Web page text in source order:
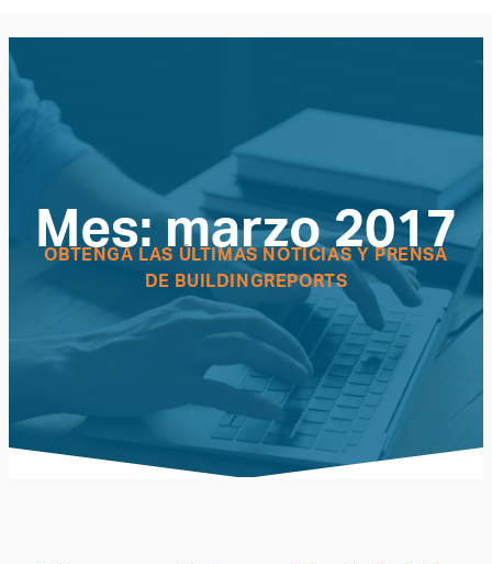
Mes: marzo 2017
OBTENGA LAS ÚLTIMAS NOTICIAS Y PRENSA
DE BUILDINGREPORTS